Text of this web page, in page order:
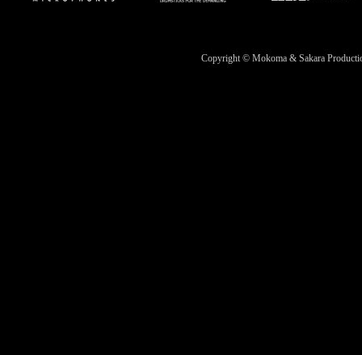
Copyright © Mokoma & Sakara